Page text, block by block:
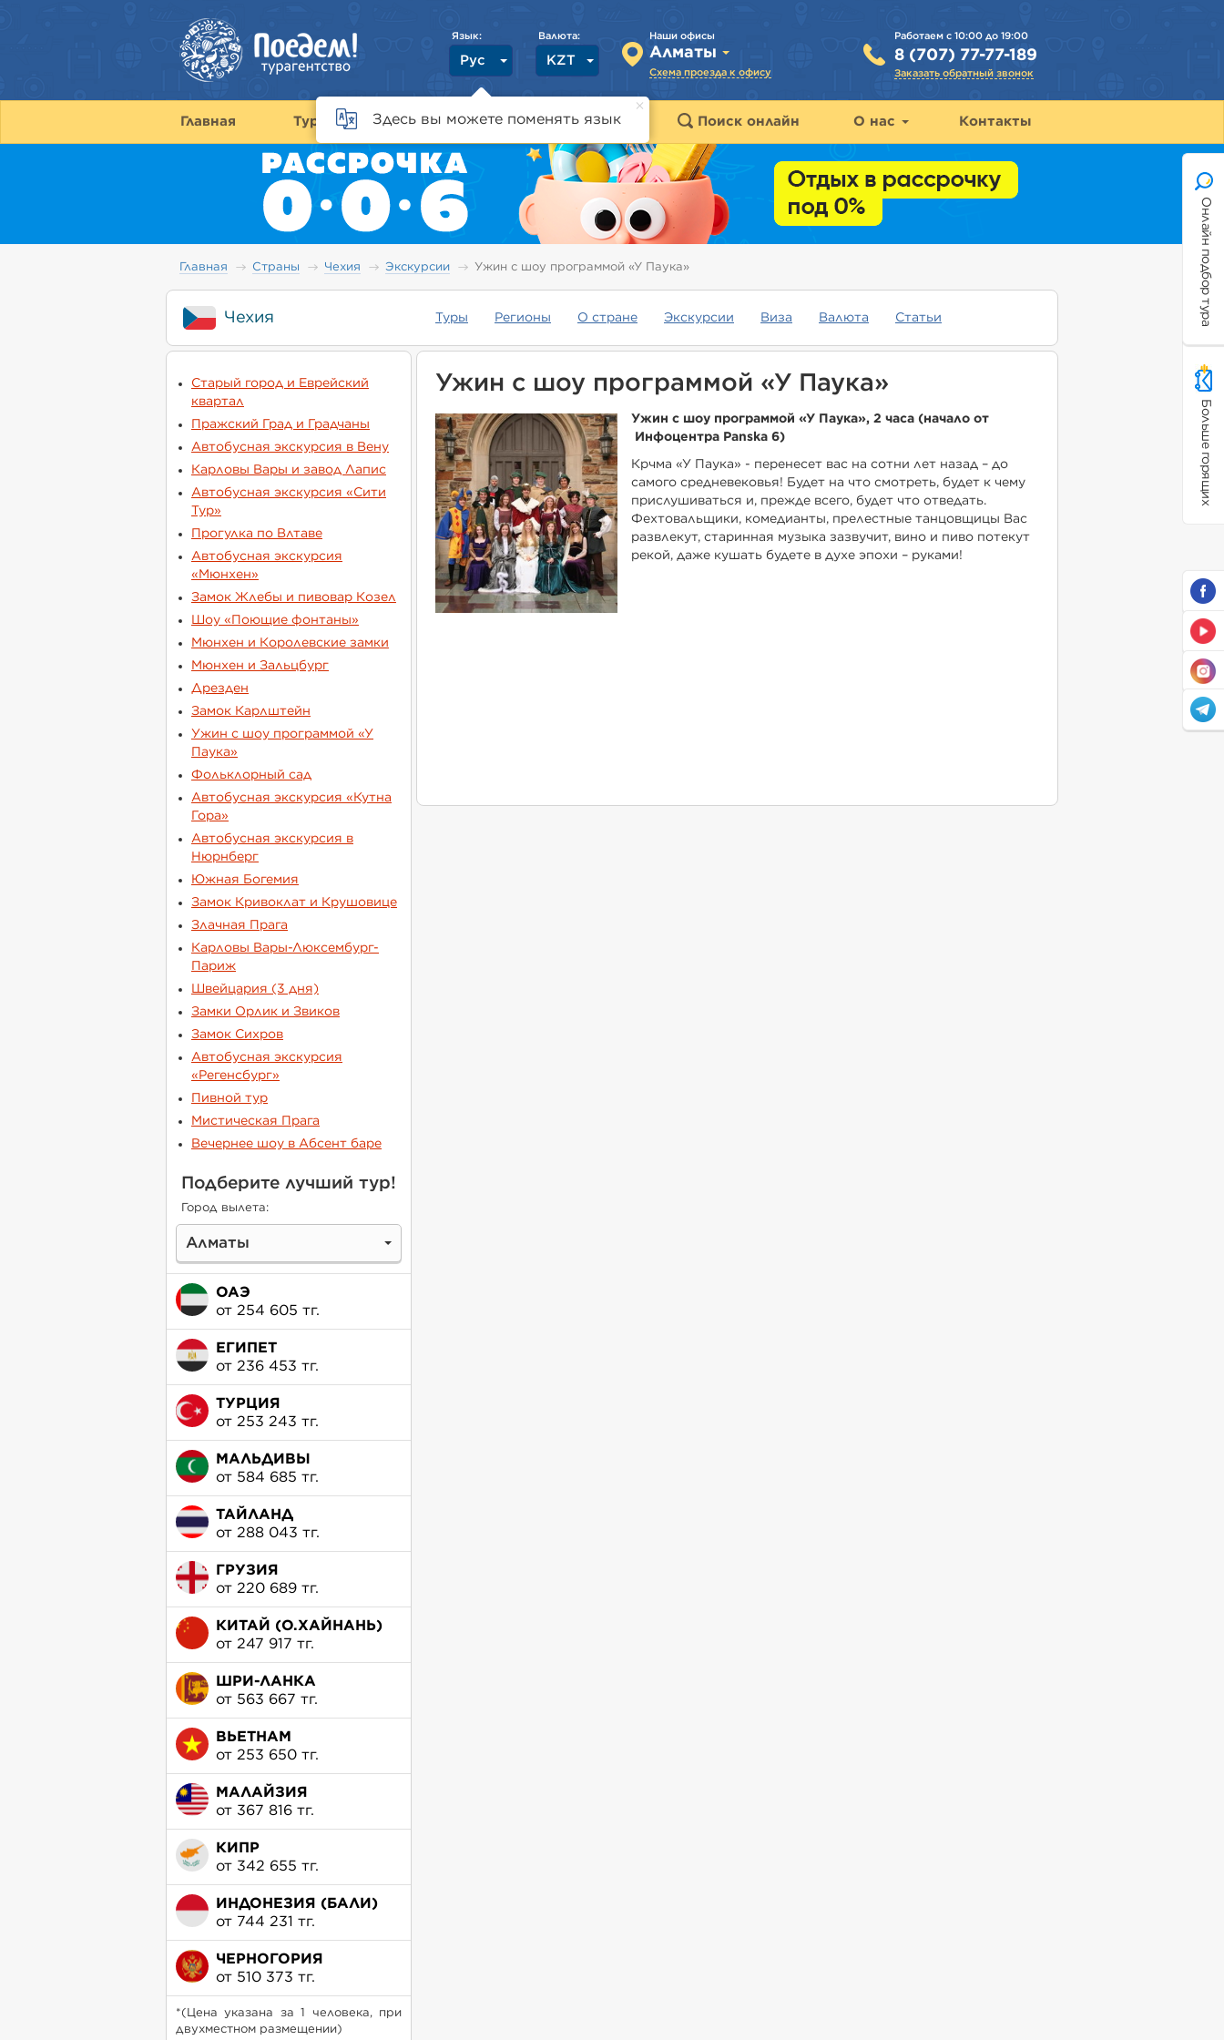
Работаем с 10:00 до 19:00
8 (707) 77-77-189
Заказать обратный звонок
Наши офисы
Алматы
Схема проезда к офису
Валюта:
KZT
Язык:
Рус
Здесь вы можете поменять язык
Главная Туры Страны Горящие туры Поиск онлайн О нас Контакты
Онлайн подбор тура
Больше горящих
Главная Страны Чехия Экскурсии Ужин с шоу программой «У Паука»
Чехия Туры Регионы О стране Экскурсии Виза Валюта Статьи
Старый город и Еврейский
квартал
Пражский Град и Градчаны
Автобусная экскурсия в Вену
Карловы Вары и завод Лапис
Автобусная экскурсия «Сити
Тур»
Прогулка по Влтаве
Автобусная экскурсия
«Мюнхен»
Замок Жлебы и пивовар Козел
Шоу «Поющие фонтаны»
Мюнхен и Королевские замки
Мюнхен и Зальцбург
Дрезден
Замок Карлштейн
Ужин с шоу программой «У
Паука»
Фольклорный сад
Автобусная экскурсия «Кутна
Гора»
Автобусная экскурсия в
Нюрнберг
Южная Богемия
Замок Кривоклат и Крушовице
Злачная Прага
Карловы Вары-Люксембург-
Париж
Швейцария (3 дня)
Замки Орлик и Звиков
Замок Сихров
Автобусная экскурсия
«Регенсбург»
Пивной тур
Мистическая Прага
Вечернее шоу в Абсент баре
Подберите лучший тур!
Город вылета:
Алматы
ОАЭ
от 254 605 тг.
ЕГИПЕТ
от 236 453 тг.
ТУРЦИЯ
от 253 243 тг.
МАЛЬДИВЫ
от 584 685 тг.
ТАЙЛАНД
от 288 043 тг.
ГРУЗИЯ
от 220 689 тг.
КИТАЙ (О.ХАЙНАНЬ)
от 247 917 тг.
ШРИ-ЛАНКА
от 563 667 тг.
ВЬЕТНАМ
от 253 650 тг.
МАЛАЙЗИЯ
от 367 816 тг.
КИПР
от 342 655 тг.
ИНДОНЕЗИЯ (БАЛИ)
от 744 231 тг.
ЧЕРНОГОРИЯ
от 510 373 тг.
*(Цена указана за 1 человека, при
двухместном размещении)
Ужин с шоу программой «У Паука»
Ужин с шоу программой «У Паука», 2 часа (начало от
Инфоцентра Panska 6)
Крчма «У Паука» - перенесет вас на сотни лет назад – до
самого средневековья! Будет на что смотреть, будет к чему
прислушиваться и, прежде всего, будет что отведать.
Фехтовальщики, комедианты, прелестные танцовщицы Вас
развлекут, старинная музыка зазвучит, вино и пиво потекут
рекой, даже кушать будете в духе эпохи – руками!